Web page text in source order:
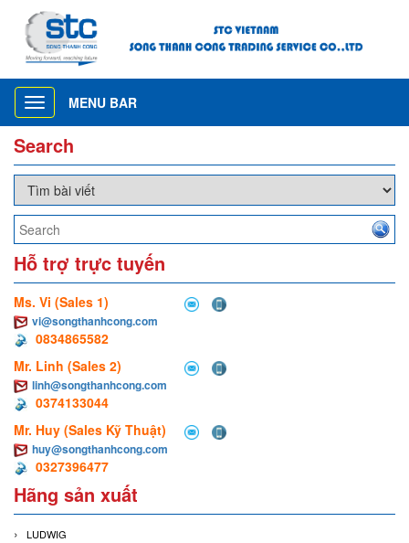
Toggle
navigation
MENU BAR
Search
Hỗ trợ trực tuyến
Ms. Vi (Sales 1)
vi@songthanhcong.com
0834865582
Mr. Linh (Sales 2)
linh@songthanhcong.com
0374133044
Mr. Huy (Sales Kỹ Thuật)
huy@songthanhcong.com
0327396477
Hãng sản xuất
LUDWIG